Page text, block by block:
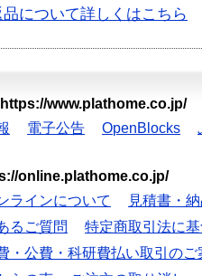
品について詳しくはこちら
https://www.plathome.co.jp/
電子公告 OpenBlocks
online.plathome.co.jp/
ラインについて
見積書・
るご質問
特定商取引法に
・公費・科研費払い取引のご